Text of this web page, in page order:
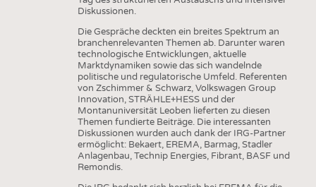
Diskussionen.
Die Gespräche deckten ein breites Spektrum an
branchenrelevanten Themen ab. Darunter waren
technologische Entwicklungen, aktuelle
Marktdynamiken sowie das sich wandelnde
politische und regulatorische Umfeld. Referenten
von Zschimmer & Schwarz, Volkswagen Group
Innovation, STRÄHLE+HESS und der
Montanuniversität Leoben lieferten zu diesen
Themen fundierte Beiträge. Die interessanten
Diskussionen wurden auch dank der IRG-Partner
ermöglicht: Bekaert, EREMA, Barmag, Stadler
Anlagenbau, Technip Energies, Fibrant, BASF und
Remondis.